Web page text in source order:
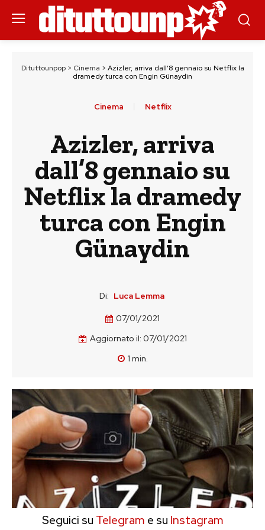
Dituttounpop> Cinema > Azizler, arriva dall’8 gennaio su Netflix la
dramedy turca con Engin Günaydin
Cinema Netflix
Azizler, arriva
dall’8 gennaio su
Netflix la dramedy
turca con Engin
Günaydin
Di: Luca Lemma
07/01/2021
Aggiornato il: 07/01/2021
1 min.
Seguici su Telegram e su Instagram